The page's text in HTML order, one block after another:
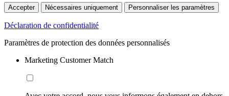
Accepter Nécessaires uniquement Personnaliser les paramètres
Déclaration de confidentialité
Paramètres de protection des données personnalisés
Marketing Customer Match